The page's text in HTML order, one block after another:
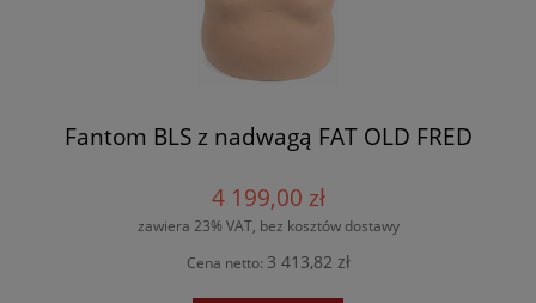
Fantom BLS z nadwagą FAT OLD FRED
4 199,00 zł
zawiera 23% VAT, bez kosztów dostawy
Cena netto: 3 413,82 zł